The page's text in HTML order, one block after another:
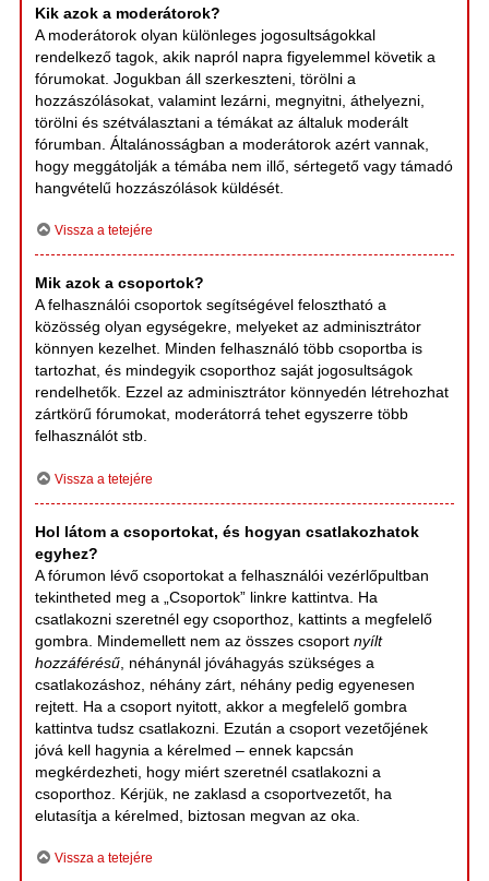
Kik azok a moderátorok?
A moderátorok olyan különleges jogosultságokkal
rendelkező tagok, akik napról napra figyelemmel követik a
fórumokat. Jogukban áll szerkeszteni, törölni a
hozzászólásokat, valamint lezárni, megnyitni, áthelyezni,
törölni és szétválasztani a témákat az általuk moderált
fórumban. Általánosságban a moderátorok azért vannak,
hogy meggátolják a témába nem illő, sértegető vagy támadó
hangvételű hozzászólások küldését.
Vissza a tetejére
Mik azok a csoportok?
A felhasználói csoportok segítségével felosztható a
közösség olyan egységekre, melyeket az adminisztrátor
könnyen kezelhet. Minden felhasználó több csoportba is
tartozhat, és mindegyik csoporthoz saját jogosultságok
rendelhetők. Ezzel az adminisztrátor könnyedén létrehozhat
zártkörű fórumokat, moderátorrá tehet egyszerre több
felhasználót stb.
Vissza a tetejére
Hol látom a csoportokat, és hogyan csatlakozhatok
egyhez?
A fórumon lévő csoportokat a felhasználói vezérlőpultban
tekintheted meg a „Csoportok” linkre kattintva. Ha
csatlakozni szeretnél egy csoporthoz, kattints a megfelelő
gombra. Mindemellett nem az összes csoport nyílt
hozzáférésű, néhánynál jóváhagyás szükséges a
csatlakozáshoz, néhány zárt, néhány pedig egyenesen
rejtett. Ha a csoport nyitott, akkor a megfelelő gombra
kattintva tudsz csatlakozni. Ezután a csoport vezetőjének
jóvá kell hagynia a kérelmed – ennek kapcsán
megkérdezheti, hogy miért szeretnél csatlakozni a
csoporthoz. Kérjük, ne zaklasd a csoportvezetőt, ha
elutasítja a kérelmed, biztosan megvan az oka.
Vissza a tetejére